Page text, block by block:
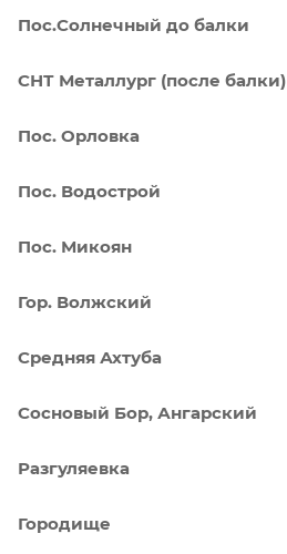
Пос.Солнечный до балки
СНТ Металлург (после балки)
Пос. Орловка
Пос. Водострой
Пос. Микоян
Гор. Волжский
Средняя Ахтуба
Сосновый Бор, Ангарский
Разгуляевка
Городище